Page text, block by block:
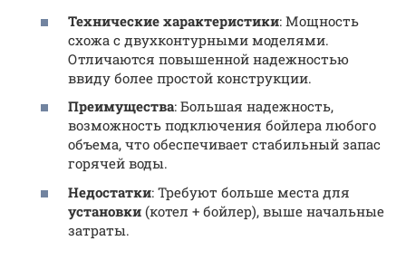
Технические характеристики: Мощность
схожа с двухконтурными моделями.
Отличаются повышенной надежностью
ввиду более простой конструкции.
Преимущества: Большая надежность,
возможность подключения бойлера любого
объема, что обеспечивает стабильный запас
горячей воды.
Недостатки: Требуют больше места для
установки (котел + бойлер), выше начальные
затраты.